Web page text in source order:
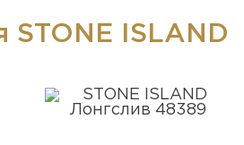
STONE ISLAND